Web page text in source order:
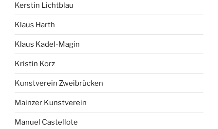
Kerstin Lichtblau
Klaus Harth
Klaus Kadel-Magin
Kristin Korz
Kunstverein Zweibrücken
Mainzer Kunstverein
Manuel Castellote